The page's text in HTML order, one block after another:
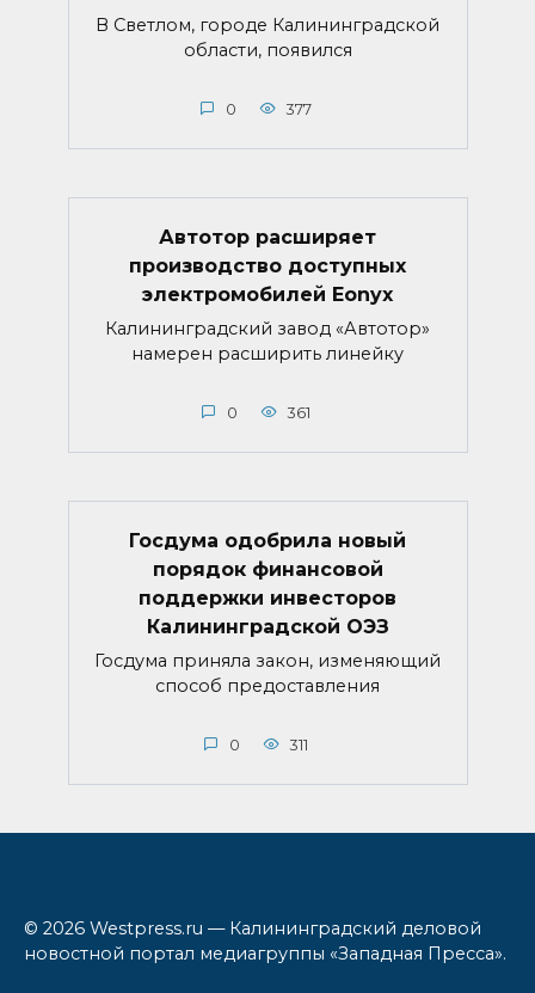
В Светлом, городе Калининградской
области, появился
0 377
Автотор расширяет
производство доступных
электромобилей Eonyx
Калининградский завод «Автотор»
намерен расширить линейку
0 361
Госдума одобрила новый
порядок финансовой
поддержки инвесторов
Калининградской ОЭЗ
Госдума приняла закон, изменяющий
способ предоставления
0 311
© 2026 Westpress.ru — Калининградский деловой
новостной портал медиагруппы «Западная Пресса».